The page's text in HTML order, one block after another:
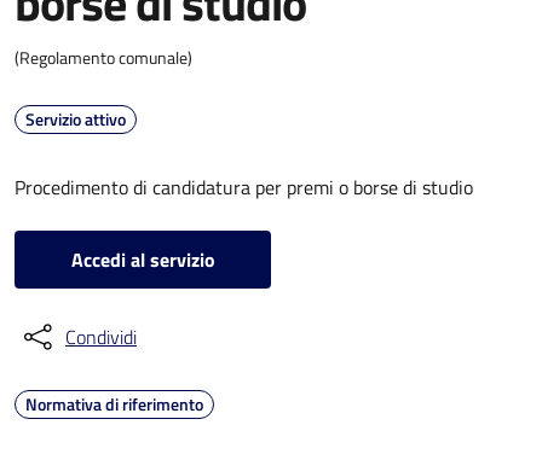
(Regolamento comunale)
Servizio attivo
Procedimento di candidatura per premi o borse di studio
Accedi al servizio
Condividi
Normativa di riferimento